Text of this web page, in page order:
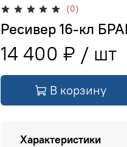
(0)
Ресивер 16-кл
14 400 ₽
В корзину
Характеристики